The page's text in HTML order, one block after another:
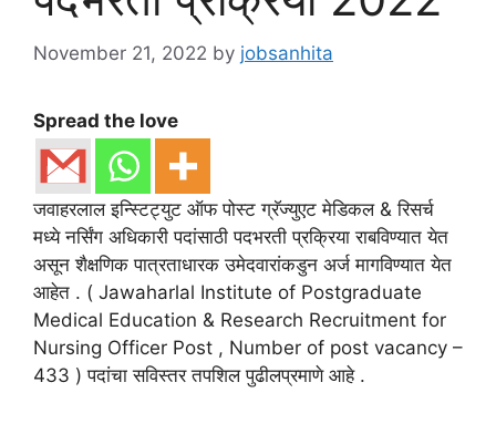
November 21, 2022 by jobsanhita
Spread the love
जवाहरलाल इन्स्टिट्युट ऑफ पोस्ट ग्रॅज्युएट मेडिकल & रिसर्च
मध्ये नर्सिंग अधिकारी पदांसाठी पदभरती प्रक्रिया राबविण्यात येत
असून शैक्षणिक पात्रताधारक उमेदवारांकडुन अर्ज मागविण्यात येत
आहेत . ( Jawaharlal Institute of Postgraduate
Medical Education & Research Recruitment for
Nursing Officer Post , Number of post vacancy –
433 ) पदांचा सविस्तर तपशिल पुढीलप्रमाणे आहे .